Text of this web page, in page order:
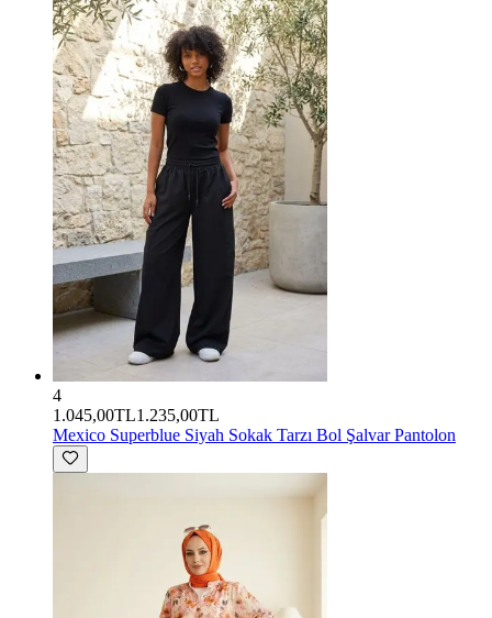
4
1.045,00TL1.235,00TL
Mexico Superblue Siyah Sokak Tarzı Bol Şalvar Pantolon